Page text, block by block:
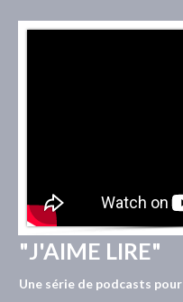
"J'AIME LIRE"
Une série de podcasts pour